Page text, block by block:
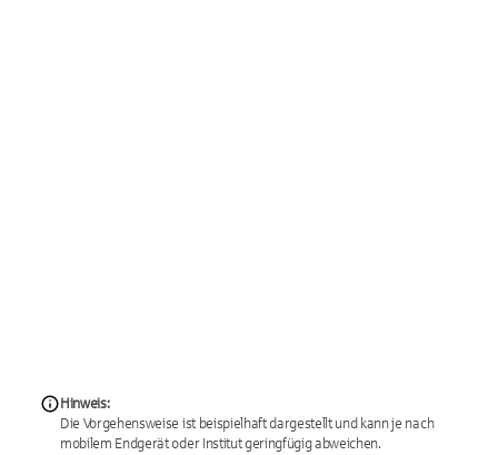
Hinweis:
Die Vorgehensweise ist beispielhaft dargestellt und kann je nach
mobilem Endgerät oder Institut geringfügig abweichen.